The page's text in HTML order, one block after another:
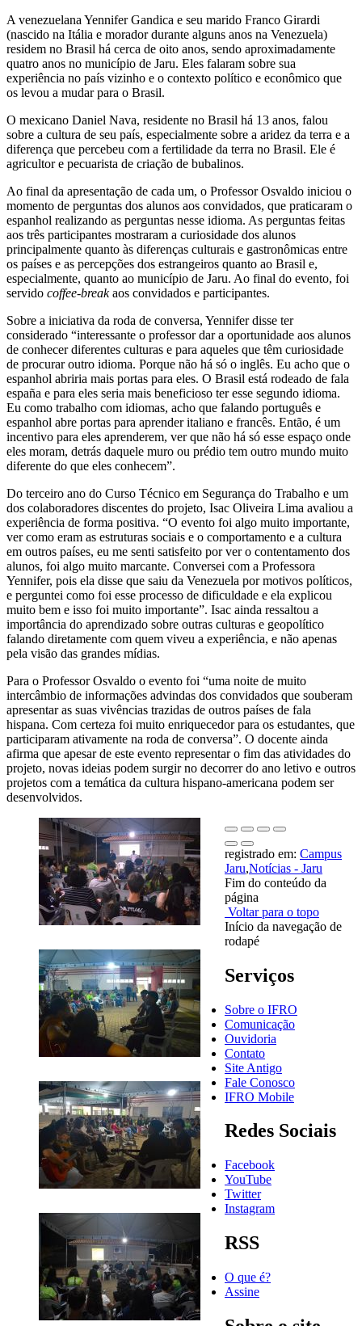
A venezuelana Yennifer Gandica e seu marido Franco Girardi
(nascido na Itália e morador durante alguns anos na Venezuela)
residem no Brasil há cerca de oito anos, sendo aproximadamente
quatro anos no município de Jaru. Eles falaram sobre sua
experiência no país vizinho e o contexto político e econômico que
os levou a mudar para o Brasil.
O mexicano Daniel Nava, residente no Brasil há 13 anos, falou
sobre a cultura de seu país, especialmente sobre a aridez da terra e a
diferença que percebeu com a fertilidade da terra no Brasil. Ele é
agricultor e pecuarista de criação de bubalinos.
Ao final da apresentação de cada um, o Professor Osvaldo iniciou o
momento de perguntas dos alunos aos convidados, que praticaram o
espanhol realizando as perguntas nesse idioma. As perguntas feitas
aos três participantes mostraram a curiosidade dos alunos
principalmente quanto às diferenças culturais e gastronômicas entre
os países e as percepções dos estrangeiros quanto ao Brasil e,
especialmente, quanto ao município de Jaru. Ao final do evento, foi
servido coffee-breakaos convidados e participantes.
Sobre a iniciativa da roda de conversa, Yennifer disse ter
considerado “interessante o professor dar a oportunidade aos alunos
de conhecer diferentes culturas e para aqueles que têm curiosidade
de procurar outro idioma. Porque não há só o inglês. Eu acho que o
espanhol abriria mais portas para eles. O Brasil está rodeado de fala
españa e para eles seria mais beneficioso ter esse segundo idioma.
Eu como trabalho com idiomas, acho que falando português e
espanhol abre portas para aprender italiano e francês. Então, é um
incentivo para eles aprenderem, ver que não há só esse espaço onde
eles moram, detrás daquele muro ou prédio tem outro mundo muito
diferente do que eles conhecem”.
Do terceiro ano do Curso Técnico em Segurança do Trabalho e um
dos colaboradores discentes do projeto, Isac Oliveira Lima avaliou a
experiência de forma positiva. “O evento foi algo muito importante,
ver como eram as estruturas sociais e o comportamento e a cultura
em outros países, eu me senti satisfeito por ver o contentamento dos
alunos, foi algo muito marcante. Conversei com a Professora
Yennifer, pois ela disse que saiu da Venezuela por motivos políticos,
e perguntei como foi esse processo de dificuldade e ela explicou
muito bem e isso foi muito importante”. Isac ainda ressaltou a
importância do aprendizado sobre outras culturas e geopolítico
falando diretamente com quem viveu a experiência, e não apenas
pela visão das grandes mídias.
Para o Professor Osvaldo o evento foi “uma noite de muito
intercâmbio de informações advindas dos convidados que souberam
apresentar as suas vivências trazidas de outros países de fala
hispana. Com certeza foi muito enriquecedor para os estudantes, que
participaram ativamente na roda de conversa”. O docente ainda
afirma que apesar de este evento representar o fim das atividades do
projeto, novas ideias podem surgir no decorrer do ano letivo e outros
projetos com a temática da cultura hispano-americana podem ser
desenvolvidos.
registrado em: Campus
Jaru,Notícias - Jaru
Fim do conteúdo da
página
Voltar para o topo
Início da navegação de
rodapé
Serviços
Sobre o IFRO
Comunicação
Ouvidoria
Contato
Site Antigo
Fale Conosco
IFRO Mobile
Redes Sociais
Facebook
YouTube
Twitter
Instagram
RSS
O que é?
Assine